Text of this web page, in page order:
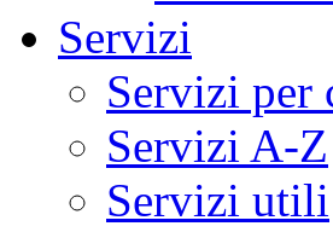
Servizi
Servizi per
Servizi A-Z
Servizi utili